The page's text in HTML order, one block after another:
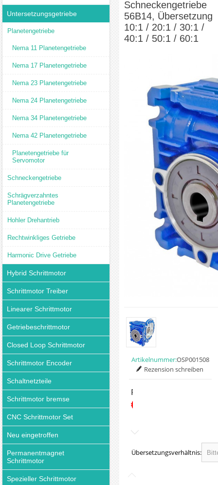
Untersetzungsgetriebe
Planetengetriebe
Nema 11 Planetengetriebe
Nema 17 Planetengetriebe
Nema 23 Planetengetriebe
Nema 24 Planetengetriebe
Nema 34 Planetengetriebe
Nema 42 Planetengetriebe
Planetengetriebe für
Servomotor
Schneckengetriebe
Schrägverzahntes
Planetengetriebe
Hohler Drehantrieb
Rechtwinkliges Getriebe
Harmonic Drive Getriebe
Hybrid Schrittmotor
Schrittmotor Treiber
Linearer Schrittmotor
Getriebeschrittmotor
Closed Loop Schrittmotor
Schrittmotor Encoder
Schaltnetzteile
Schrittmotor bremse
CNC Schrittmotor Set
Neu eingetroffen
Permanentmagnet
Schrittmotor
Spezieller Schrittmotor
Schneckengetriebe
56B14, Übersetzung
10:1 / 20:1 / 30:1 /
40:1 / 50:1 / 60:1
Artikelnummer:OSP001508
Rezension schreiben
Preis:
€35.00
Übersetzungsverhältnis: